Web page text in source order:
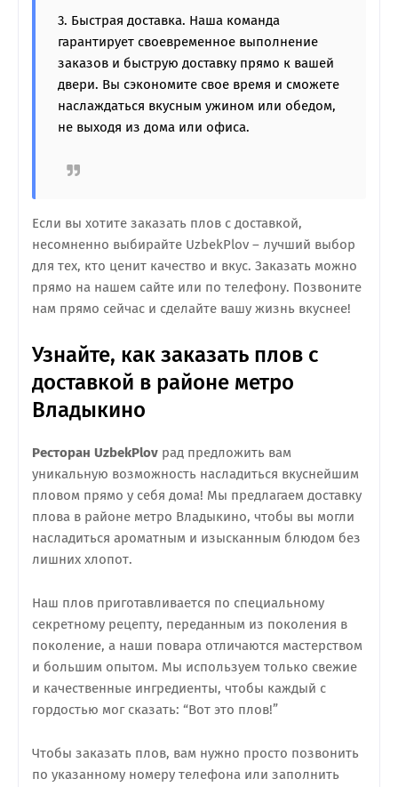
3. Быстрая доставка. Наша команда
гарантирует своевременное выполнение
заказов и быструю доставку прямо к вашей
двери. Вы сэкономите свое время и сможете
наслаждаться вкусным ужином или обедом,
не выходя из дома или офиса.
Если вы хотите заказать плов с доставкой,
несомненно выбирайте UzbekPlov – лучший выбор
для тех, кто ценит качество и вкус. Заказать можно
прямо на нашем сайте или по телефону. Позвоните
нам прямо сейчас и сделайте вашу жизнь вкуснее!
Узнайте, как заказать плов с
доставкой в районе метро
Владыкино
Ресторан UzbekPlov рад предложить вам
уникальную возможность насладиться вкуснейшим
пловом прямо у себя дома! Мы предлагаем доставку
плова в районе метро Владыкино, чтобы вы могли
насладиться ароматным и изысканным блюдом без
лишних хлопот.
Наш плов приготавливается по специальному
секретному рецепту, переданным из поколения в
поколение, а наши повара отличаются мастерством
и большим опытом. Мы используем только свежие
и качественные ингредиенты, чтобы каждый с
гордостью мог сказать: “Вот это плов!”
Чтобы заказать плов, вам нужно просто позвонить
по указанному номеру телефона или заполнить